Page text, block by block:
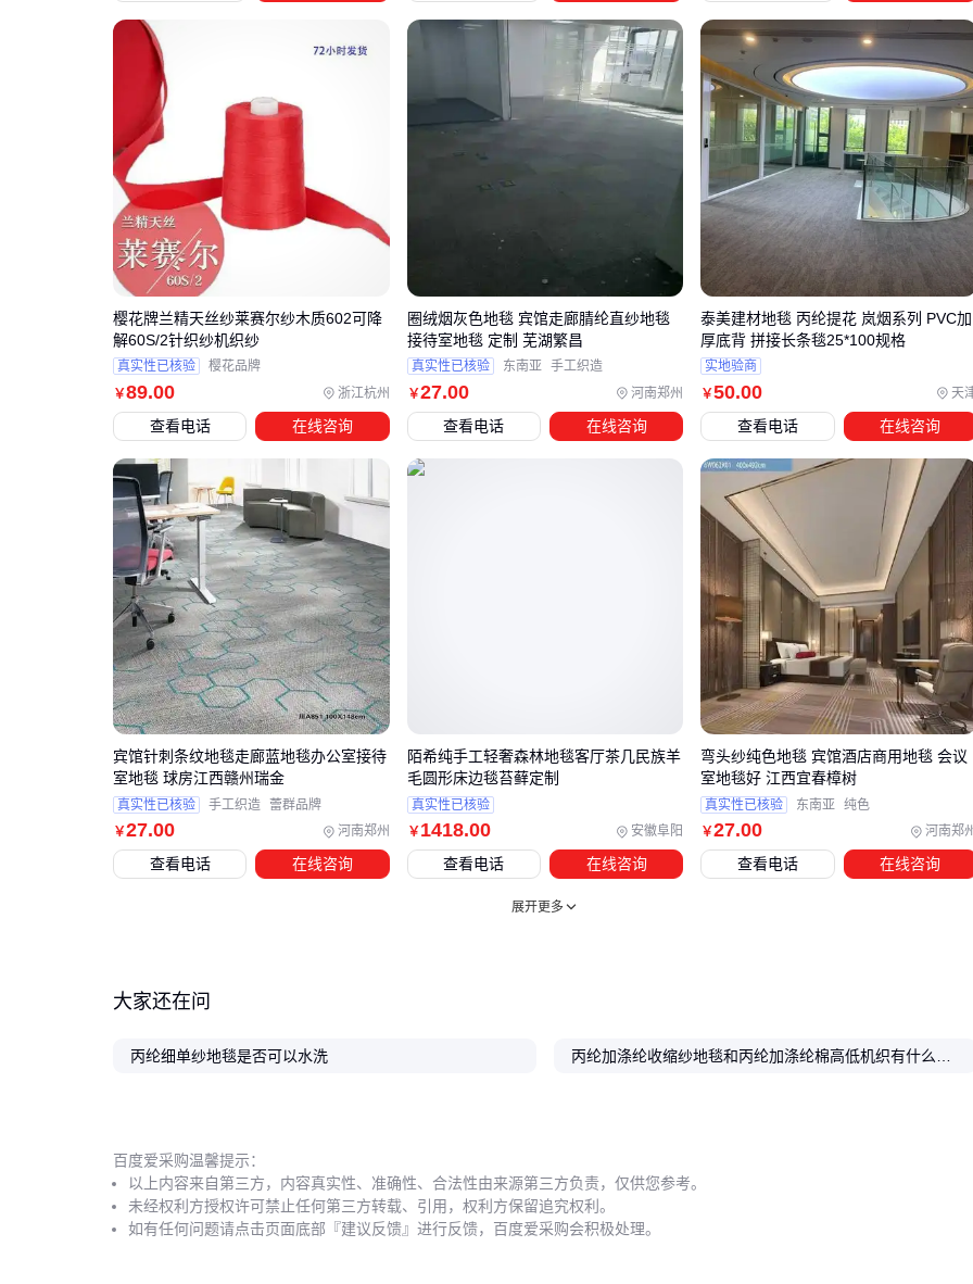
景。其膨体结构带来的隔音保温特性，是混纺地毯纱
中较独
特的存在。
实际选型时，建议先锁定使用场景的核心需求（耐磨/防潮/触
感），再对比同类材质的工艺差异。例如同为 腈纶地毯纱
，
环锭纺工艺的裕邦产品更适合需要精细纹理的簇绒地毯，而粗
支雪尼尔纱线则更适合强调立体感的手工钩针地毯。
四、选完主设备后，这些配套环节最容易遗漏
采购丙纶地毯纱后，许多用户常忽略配套设备的适配性问题。
例如地毯织机的纱线张力控制直接影响成品均匀度，而簇绒机
的针距需与纱线旦数匹配，否则易出现断纱或绒面不平整。
动刀地毯切割机
的刀片材质选择也需考虑丙纶纤维的特性，
普通钢刀可能因摩擦发热导致熔丝。
关键配套设备需重点关注三类需求：
地毯滚轮上胶机
的温度控制稳定性决定背胶渗
的吸力要能应对丙纶纤维静电吸附
能显著降低高速织造时的断头率，
但需选择与丙纶相容性好的型号
实际使用中，地毯织机配套的纱线张力器
常被低估其重要
性。丙纶纱线因回弹性强，张力波动会导致织品密度不均。建
议优先选择带数字显示的闭环控制系统，而非机械式张力器。
五、这些使用误区会让丙纶地毯纱寿命减半
丙纶地毯纱的静电问题在干燥环境中尤为明显。不当的清洁方
式会加剧静电积累，建议使用
清洁频率应匹配人流量，办公区域每周至少吸尘两次
间用防滑垫片隔开。丙纶虽然防霉但吸湿后仍可能变形，仓库
湿度最好控制在60%以下。
￥89.00 浙江杭州
樱花牌兰精天丝纱莱赛尔纱木质602可降
解60S/2针织纱机织纱
真实性已核验 樱花品牌
查看电话 在线咨询
￥27.00 河南郑州
圈绒烟灰色地毯 宾馆走廊腈纶直纱地毯
接待室地毯 定制 芜湖繁昌
真实性已核验 东南亚 手工织造
查看电话 在线咨询
￥50.00 天
泰美建材地毯 丙纶提花 岚烟系列 PVC加
厚底背 拼接长条毯25*100规格
实地验商
查看电话 在线咨询
￥27.00 河南郑州
宾馆针刺条纹地毯走廊蓝地毯办公室接待
室地毯 球房江西赣州瑞金
真实性已核验 手工织造 蕾群品牌
查看电话 在线咨询
￥ 1418.00 安徽阜阳
陌希纯手工轻奢森林地毯客厅茶几民族羊
毛圆形床边毯苔藓定制
真实性已核验
查看电话 在线咨询
￥27.00 河南郑
弯头纱纯色地毯 宾馆酒店商用地毯 会议
室地毯好 江西宜春樟树
真实性已核验 东南亚 纯色
查看电话 在线咨询
展开更多
大家还在问
丙纶细单纱地毯是否可以水洗 丙纶加涤纶收缩纱地毯和丙纶加涤纶棉高低机织有什么不同
百度爱采购温馨提示：
以上内容来自第三方，内容真实性、准确性、合法性由来源第三方负责，仅供您参考。
未经权利方授权许可禁止任何第三方转载、引用，权利方保留追究权利。
如有任何问题请点击页面底部『建议反馈』进行反馈，百度爱采购会积极处理。